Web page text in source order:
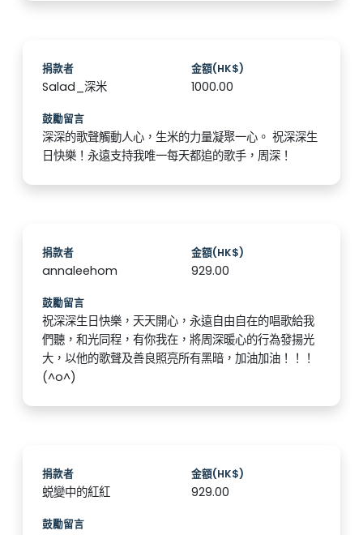
捐款者
Salad_深米
金額(HK$)
1000.00
鼓勵留言
深深的歌聲觸動人心，生米的力量凝聚一心。 祝深深生
日快樂！永遠支持我唯一每天都追的歌手，周深！️
捐款者
annaleehom
金額(HK$)
929.00
鼓勵留言
祝深深生日快樂，天天開心，永遠自由自在的唱歌給我
們聽，和光同程，有你我在，將周深暖心的行為發揚光
大，以他的歌聲及善良照亮所有黑暗，加油加油！！！
(^o^)️
捐款者
蜕變中的紅紅
金額(HK$)
929.00
鼓勵留言